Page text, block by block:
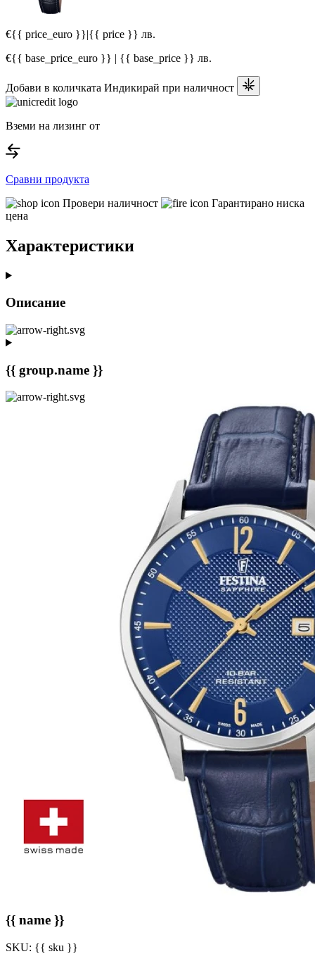
€{{ price_euro }}|{{ price }} лв.
€{{ base_price_euro }} | {{ base_price }} лв.
Добави в количката Индикирай при наличност
Вземи на лизинг от
Сравни продукта
Провери наличност
Гарантирано ниска
цена
Характеристики
Описание
{{ group.name }}
{{ name }}
SKU: {{ sku }}